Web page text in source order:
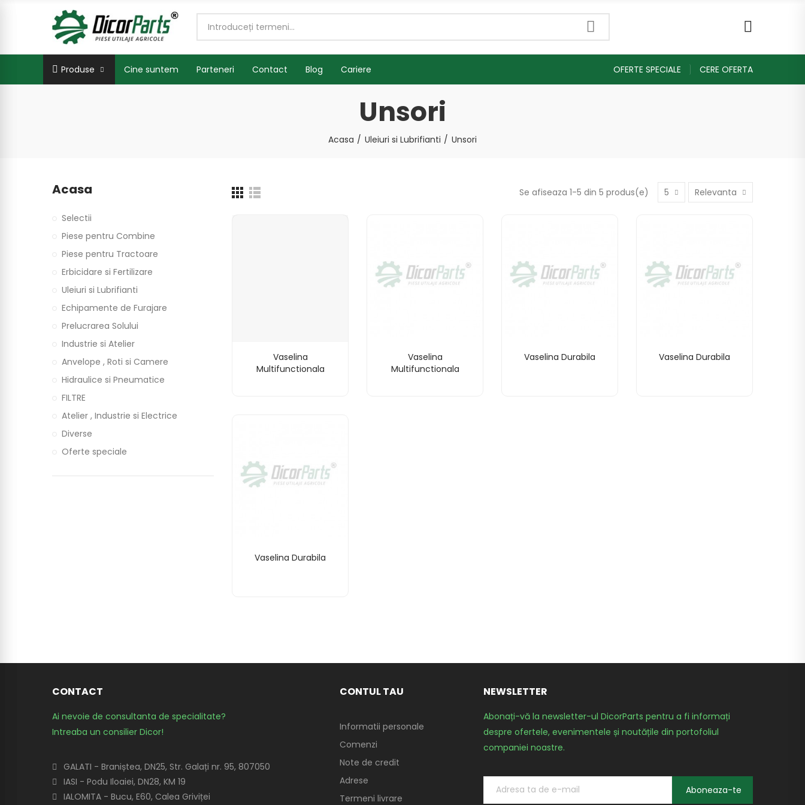
Produse Cine suntem Parteneri Contact Blog Cariere OFERTE SPECIALE CERE OFERTA
Unsori
Acasa Uleiuri si Lubrifianti Unsori
Se afiseaza 1-5 din 5 produs(e) 5 Relevanta
Vaselina
Multifunctionala
Vaselina
Multifunctionala
Vaselina Durabila Vaselina Durabila
Vaselina Durabila
Acasa
Selectii
Piese pentru Combine
Piese pentru Tractoare
Erbicidare si Fertilizare
Uleiuri si Lubrifianti
Echipamente de Furajare
Prelucrarea Solului
Industrie si Atelier
Anvelope , Roti si Camere
Hidraulice si Pneumatice
FILTRE
Atelier , Industrie si Electrice
Diverse
Oferte speciale
CONTACT
Ai nevoie de consultanta de specialitate?
Intreaba un consilier Dicor!
GALATI - Braniștea, DN25, Str. Galați nr. 95, 807050
IASI - Podu Iloaiei, DN28, KM 19
IALOMITA - Bucu, E60, Calea Griviței
CONTUL TAU
Informatii personale
Comenzi
Note de credit
Adrese
Termeni livrare
NEWSLETTER
Abonați-vă la newsletter-ul DicorParts pentru a fi informați
despre ofertele, evenimentele și noutățile din portofoliul
companiei noastre.
Aboneaza-te